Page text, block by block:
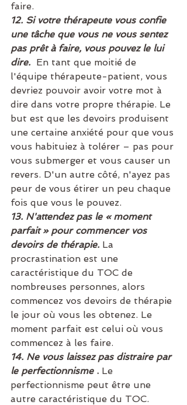
faire.
12. Si votre thérapeute vous confie
une tâche que vous ne vous sentez
pas prêt à faire, vous pouvez le lui
dire. En tant que moitié de
l'équipe thérapeute-patient, vous
devriez pouvoir avoir votre mot à
dire dans votre propre thérapie. Le
but est que les devoirs produisent
une certaine anxiété pour que vous
vous habituiez à tolérer – pas pour
vous submerger et vous causer un
revers. D'un autre côté, n'ayez pas
peur de vous étirer un peu chaque
fois que vous le pouvez.
13. N'attendez pas le « moment
parfait » pour commencer vos
devoirs de thérapie. La
procrastination est une
caractéristique du TOC de
nombreuses personnes, alors
commencez vos devoirs de thérapie
le jour où vous les obtenez. Le
moment parfait est celui où vous
commencez à les faire.
14. Ne vous laissez pas distraire par
le perfectionnisme . Le
perfectionnisme peut être une
autre caractéristique du TOC.